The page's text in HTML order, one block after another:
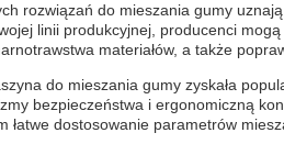
rozwiązań do mieszania gumy
linii produkcyjnej, producenci
materiałów, a także
do mieszania gumy zyskała
bezpieczeństwa i ergonomiczną
łatwe dostosowanie parametrów